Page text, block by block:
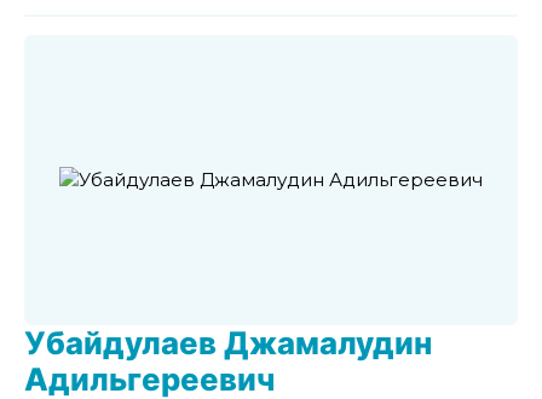
Убайдулаев Джамалудин
Адильгереевич